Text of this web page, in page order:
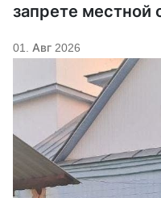
запрете
01. Авг 2026